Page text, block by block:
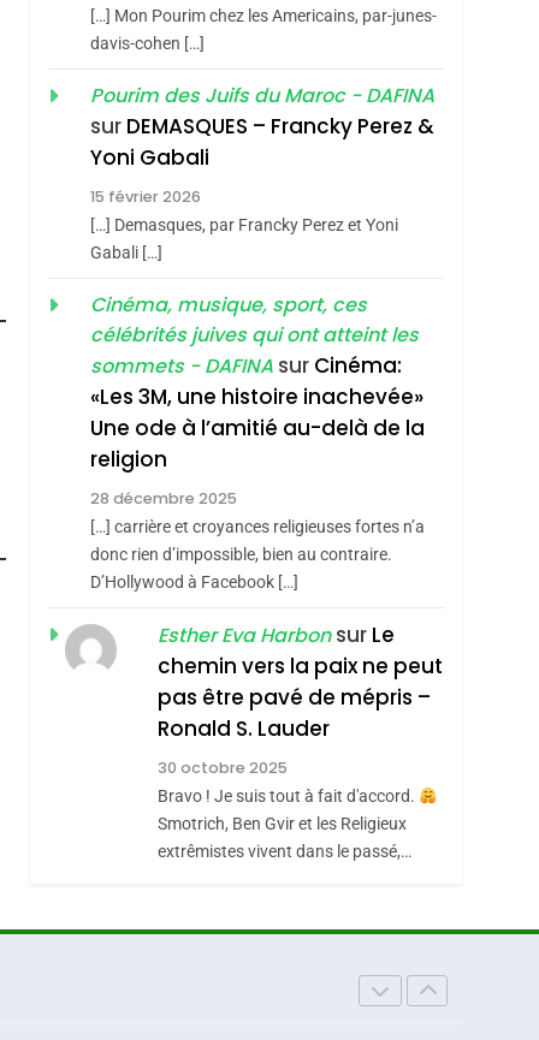
2
Dis Guerre»: La
Nouvelle Chanson De
Boy George
ISRAÉL JUDAISME
Accords D’Isaac:
L’alliance Pourrait
S’étendre À 13 Pays
D’Amérique Latine
ISRAÉL JUDAISME
5
Meurtrière Selon Le
Rapport D’ADL
Contre
L’antisémitisme
FRANCE ISRAÉL
FIÈRE, DIGNE ET
RÉSILIENTE :
POURQUOI JE
REVENDIQUE MA
JUDAÏTE Par Thérèse
Zrihen-Dvir
ISRAÉL JUDAISME
CE QUI NOUS
MANQUE – Jacques
Hadida
JUDAISME
Maroc : Les Amandes
De Tadla Azilal
Consacrés Produits
DAFINA MAROC
[…] Mon Pourim chez les Americains, par-junes-
davis-cohen […]
Pourim des Juifs du Maroc - DAFINA
sur DEMASQUES – Francky Perez &
Yoni Gabali
15 février 2026
[…] Demasques, par Francky Perez et Yoni
Gabali […]
Cinéma, musique, sport, ces
célébrités juives qui ont atteint les
sommets - DAFINA sur Cinéma:
«Les 3M, une histoire inachevée»
Une ode à l’amitié au-delà de la
religion
28 décembre 2025
[…] carrière et croyances religieuses fortes n’a
donc rien d’impossible, bien au contraire.
D’Hollywood à Facebook […]
Esther Eva Harbonsur Le
chemin vers la paix ne peut
pas être pavé de mépris –
Ronald S. Lauder
30 octobre 2025
Bravo ! Je suis tout à fait d'accord.
Smotrich, Ben Gvir et les Religieux
extrêmistes vivent dans le passé,…
Du